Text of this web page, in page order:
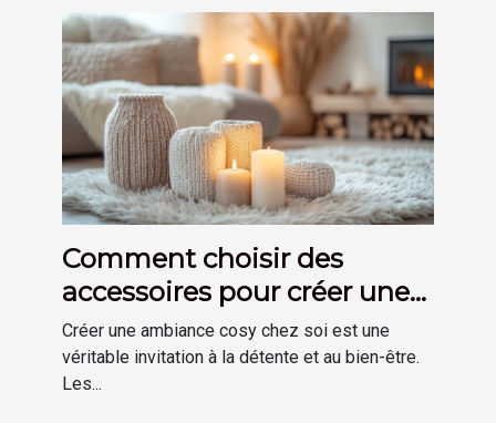
Comment choisir des
accessoires pour créer une
ambiance cosy chez soi
Créer une ambiance cosy chez soi est une
véritable invitation à la détente et au bien-être.
Les...